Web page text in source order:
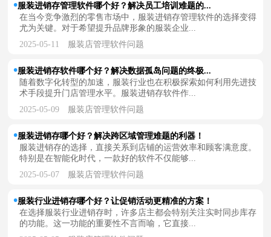
服装进销存管理软件哪个好？解决员工培训难题的...
在当今竞争激烈的零售市场中，服装进销存管理软件的选择变得
尤为关键。对于希望提升品牌形象的服装企业...
2025-05-11 服装店管理软件问题
服装进销存软件哪个好？解决数据孤岛问题的终极...
随着数字化转型的加速，服装行业也在积极探索如何利用先进技
术手段提升门店管理水平。服装进销存软件作...
2025-05-09 服装店管理软件问题
服装进销存哪个好？解决跨区域管理难题的利器！
服装进销存的选择，直接关系到店铺的运营效率和顾客满意度。
特别是在智能化时代，一款好的软件不仅能够...
2025-05-07 服装店管理软件问题
服装行业进销存哪个好？让促销活动更精准的方案！
在选择服装行业进销存时，许多店主都会特别关注实时同步库存
的功能。这一功能的重要性不言而喻，它直接...